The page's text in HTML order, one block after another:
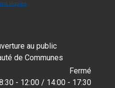
légales
au public
de Communes
Fermé
- 12:00 / 14:00 - 17:30